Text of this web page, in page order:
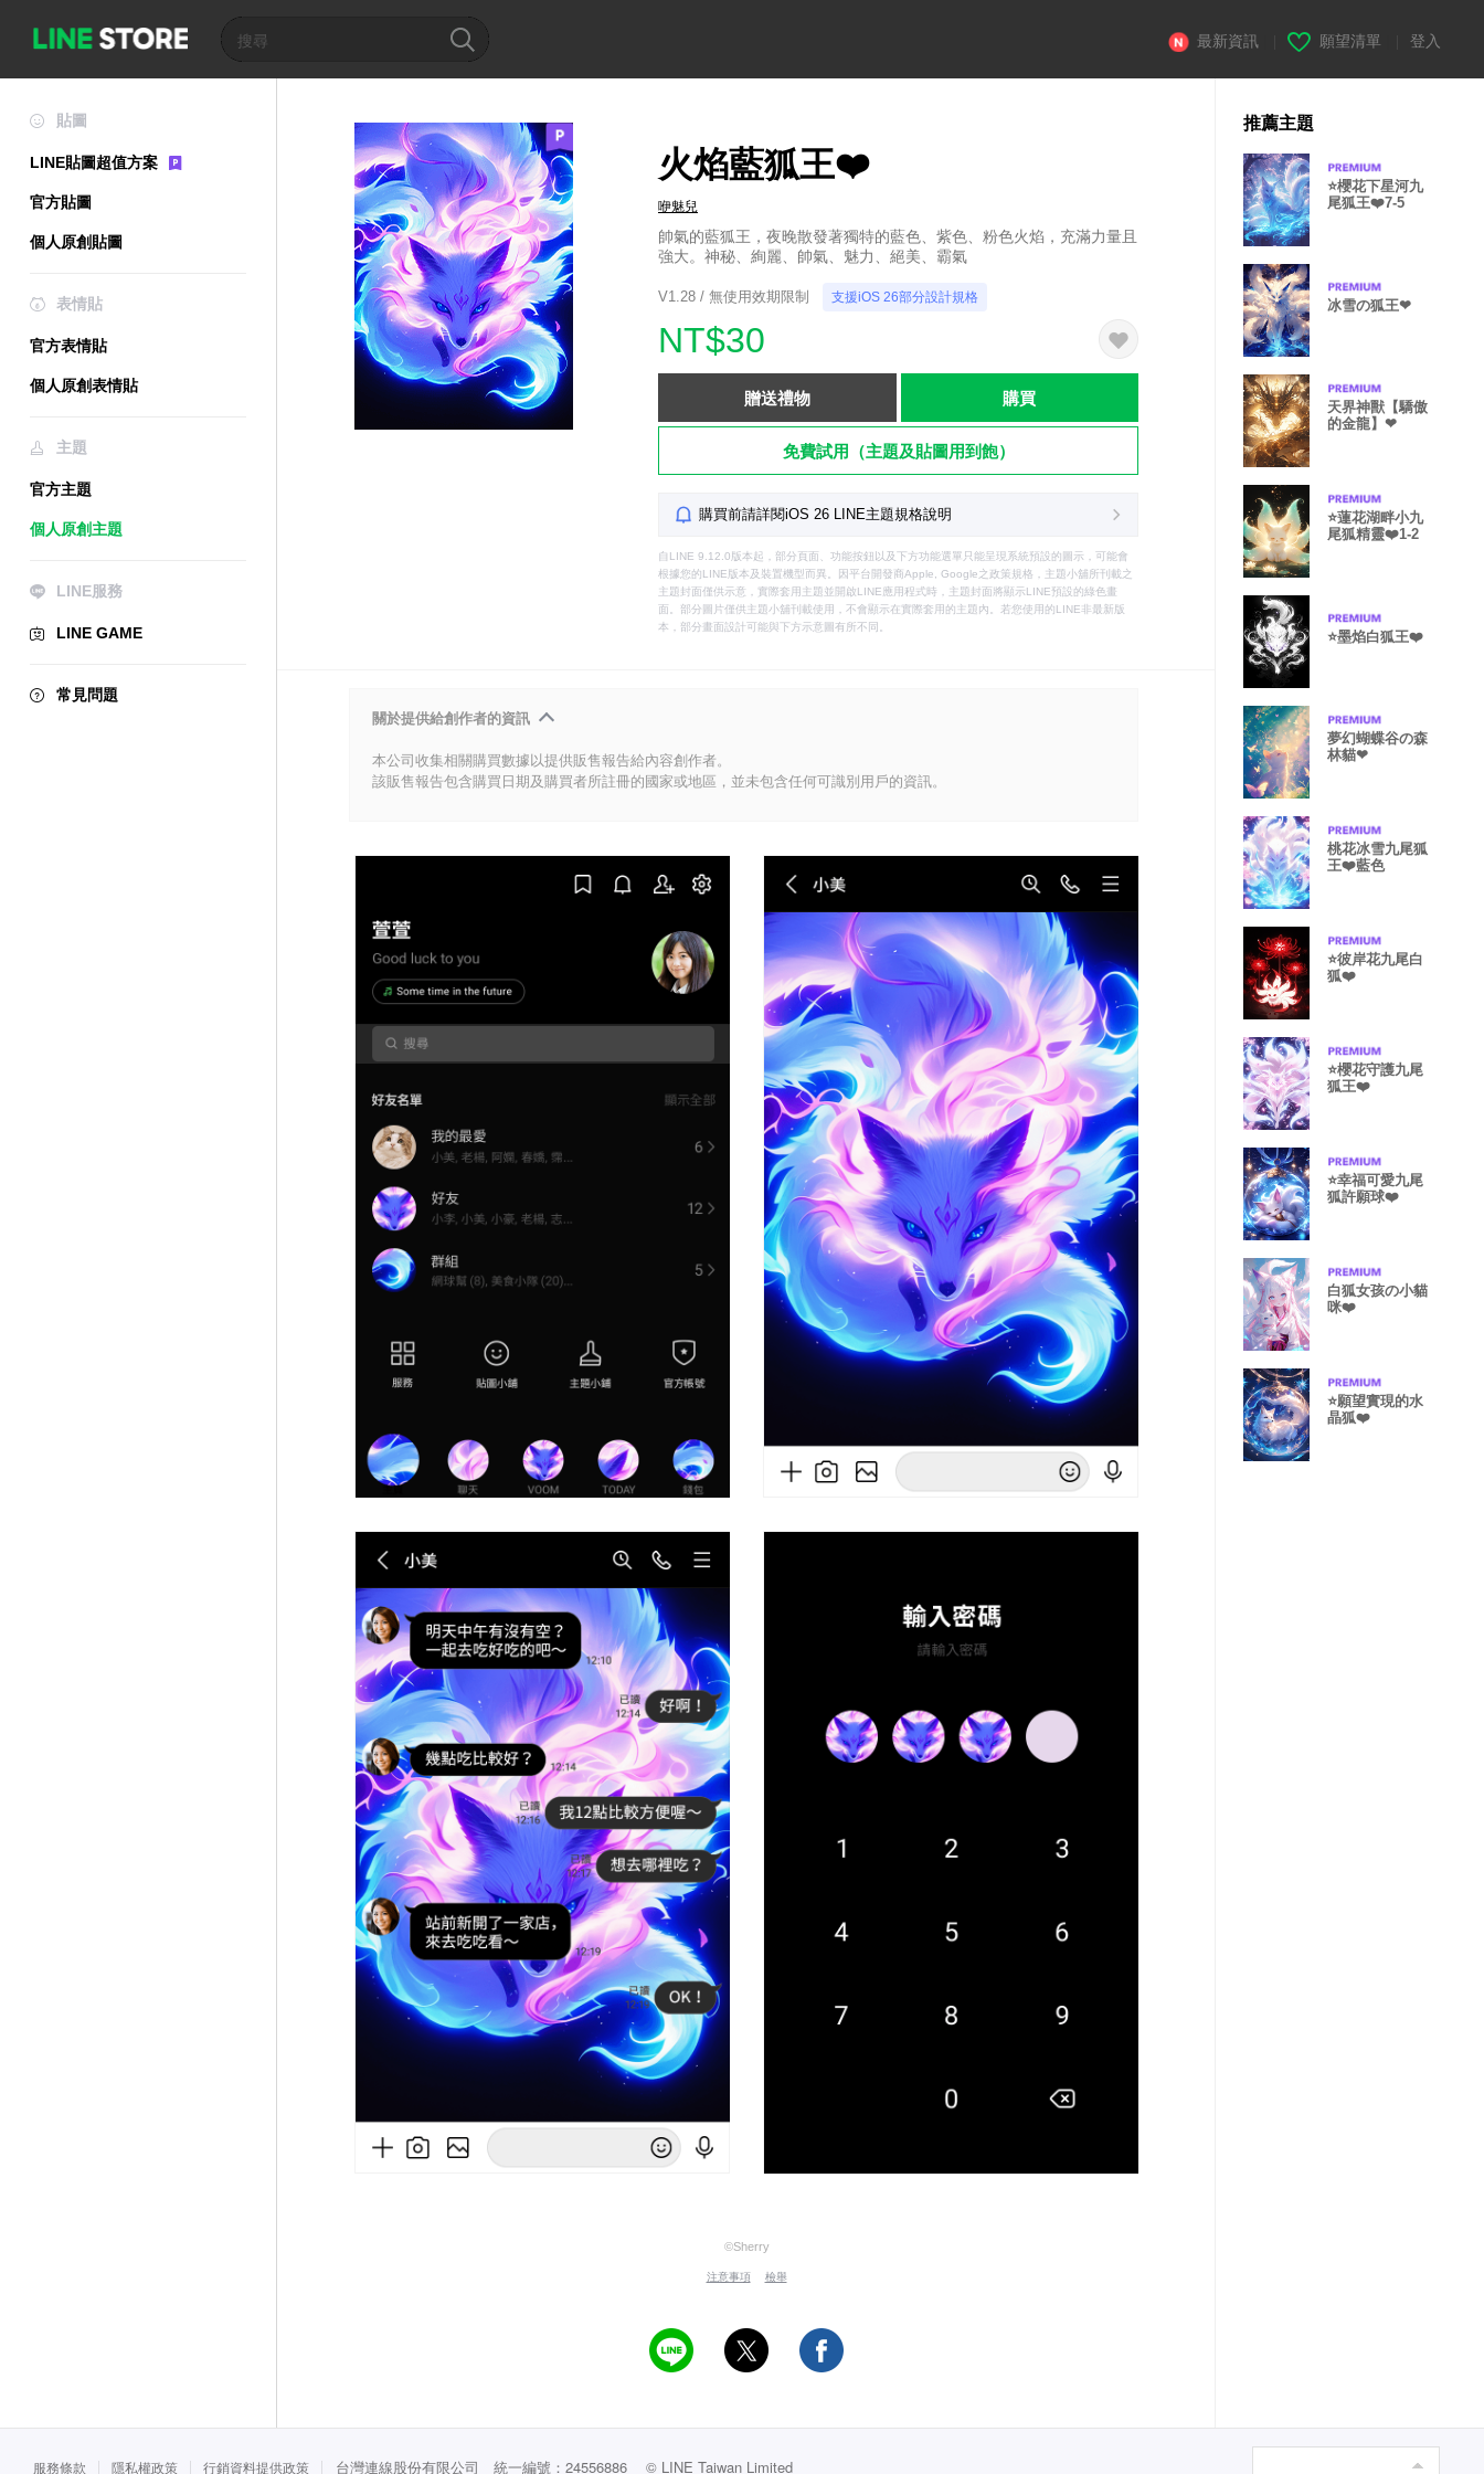
最新資訊 願望清單 登入
貼圖
LINE貼圖超值方案
官方貼圖
個人原創貼圖
表情貼
官方表情貼
個人原創表情貼
主題
官方主題
個人原創主題
LINE服務
LINE GAME
常見問題
火焰藍狐王❤️
咿魅兒
帥氣的藍狐王，夜晚散發著獨特的藍色、紫色、粉色火焰，充滿力量且
強大。神秘、絢麗、帥氣、魅力、絕美、霸氣
V1.28 / 無使用效期限制 支援iOS 26部分設計規格
NT$30
贈送禮物 購買
免費試用（主題及貼圖用到飽）
購買前請詳閱iOS 26 LINE主題規格說明
自LINE 9.12.0版本起，部分頁面、功能按鈕以及下方功能選單只能呈現系統預設的圖示，可能會
根據您的LINE版本及裝置機型而異。因平台開發商Apple, Google之政策規格，主題小舖所刊載之
主題封面僅供示意，實際套用主題並開啟LINE應用程式時，主題封面將顯示LINE預設的綠色畫
面。部分圖片僅供主題小舖刊載使用，不會顯示在實際套用的主題內。若您使用的LINE非最新版
本，部分畫面設計可能與下方示意圖有所不同。
關於提供給創作者的資訊
本公司收集相關購買數據以提供販售報告給內容創作者。
該販售報告包含購買日期及購買者所註冊的國家或地區，並未包含任何可識別用戶的資訊。
©Sherry
注意事項 檢舉
推薦主題
⭐️櫻花下星河九
尾狐王❤️7-5
冰雪の狐王❤
天界神獸【驕傲
的金龍】❤
⭐️蓮花湖畔小九
尾狐精靈❤️1-2
⭐️墨焰白狐王❤️
夢幻蝴蝶谷の森
林貓❤
桃花冰雪九尾狐
王❤️藍色
⭐️彼岸花九尾白
狐❤️
⭐️櫻花守護九尾
狐王❤️
⭐️幸福可愛九尾
狐許願球❤️
白狐女孩の小貓
咪❤️
⭐️願望實現的水
晶狐❤️
服務條款 隱私權政策 行銷資料提供政策 台灣連線股份有限公司 統一編號：24556886 © LINE Taiwan Limited